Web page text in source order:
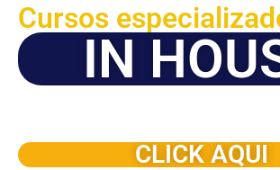
Cursos
IN
CLICK AQUI